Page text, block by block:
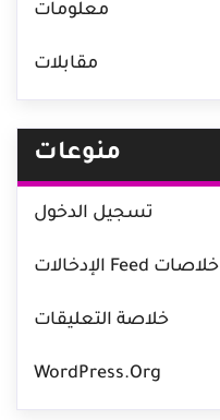
معلومات
مقابلات
منوعات
تسجيل الدخول
خلاصات Feed الإدخالات
خلاصة التعليقات
WordPress.org